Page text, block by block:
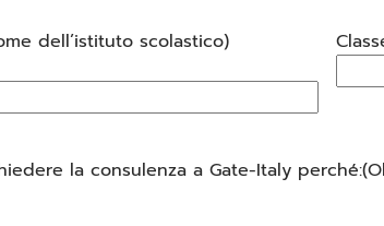
dell’istituto scolastico)
la consulenza a Gate-Italy perché: